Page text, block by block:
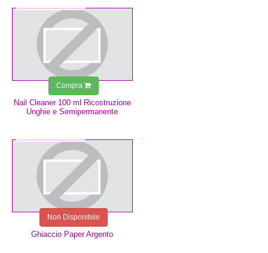
Nail Cleaner 100 ml Ricostruzione
Unghie e Semipermanente
Compra
Ghiaccio Paper Argento
Non Disponibile